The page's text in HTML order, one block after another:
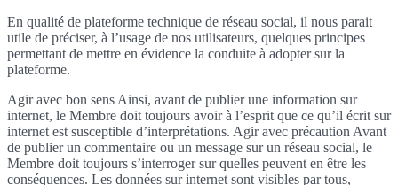
En qualité de plateforme technique de réseau social, il nous parait
utile de préciser, à l’usage de nos utilisateurs, quelques principes
permettant de mettre en évidence la conduite à adopter sur la
plateforme.
Agir avec bon sens Ainsi, avant de publier une information sur
internet, le Membre doit toujours avoir à l’esprit que ce qu’il écrit sur
internet est susceptible d’interprétations. Agir avec précaution Avant
de publier un commentaire ou un message sur un réseau social, le
Membre doit toujours s’interroger sur quelles peuvent en être les
conséquences. Les données sur internet sont visibles par tous,